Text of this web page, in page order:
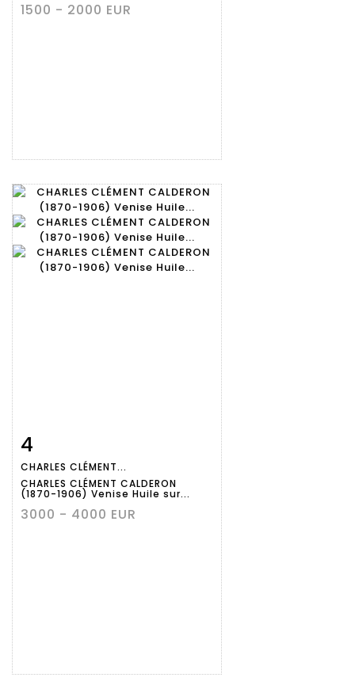
1500 - 2000 EUR
détaillée
4
CHARLES CLÉMENT...
CHARLES CLÉMENT CALDERON
(1870-1906) Venise Huile sur...
3000 - 4000 EUR